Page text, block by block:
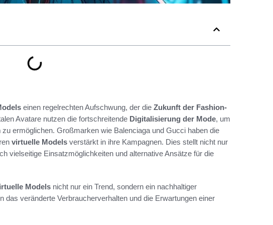
einen regelrechten Aufschwung, der die Zukunft der Fashion-
Avatare nutzen die fortschreitende Digitalisierung der Mode, um
ermöglichen. Großmarken wie Balenciaga und Gucci haben die
virtuelle Models verstärkt in ihre Kampagnen. Dies stellt nicht nur
vielseitige Einsatzmöglichkeiten und alternative Ansätze für die
Models nicht nur ein Trend, sondern ein nachhaltiger
das veränderte Verbraucherverhalten und die Erwartungen einer